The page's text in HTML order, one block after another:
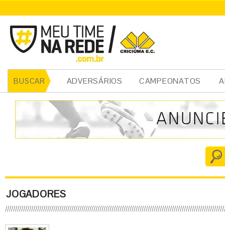
BUSCAR ADVERSÁRIOS CAMPEONATOS
JOGADORES